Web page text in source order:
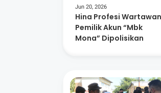
Jun 20, 2026
Hina Profesi
Pemilik Akun “Mbk
Mona” Dipolisikan